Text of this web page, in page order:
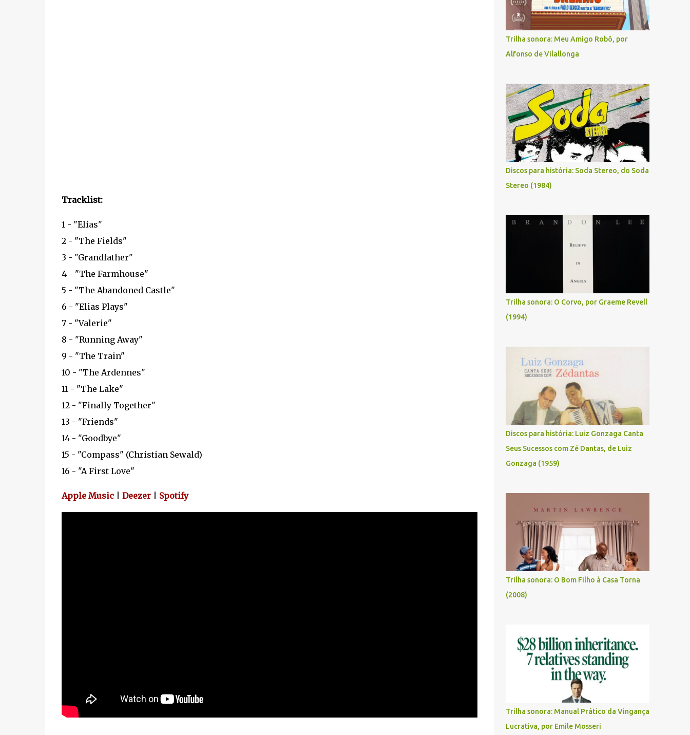
Tracklist:
1 - "Elias"
2 - "The Fields"
3 - "Grandfather"
4 - "The Farmhouse"
5 - "The Abandoned Castle"
6 - "Elias Plays"
7 - "Valerie"
8 - "Running Away"
9 - "The Train"
10 - "The Ardennes"
11 - "The Lake"
12 - "Finally Together"
13 - "Friends"
14 - "Goodbye"
15 - "Compass" (Christian Sewald)
16 - "A First Love"
Apple Music| Deezer| Spotify
Trilha sonora: Meu Amigo Robô, por
Alfonso de Vilallonga
Discos para história: Soda Stereo, do Soda
Stereo (1984)
Trilha sonora: O Corvo, por Graeme Revell
(1994)
Discos para história: Luiz Gonzaga Canta
Seus Sucessos com Zé Dantas, de Luiz
Gonzaga (1959)
Trilha sonora: O Bom Filho à Casa Torna
(2008)
Trilha sonora: Manual Prático da Vingança
Lucrativa, por Emile Mosseri